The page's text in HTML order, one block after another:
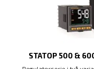
STATOP 500 &